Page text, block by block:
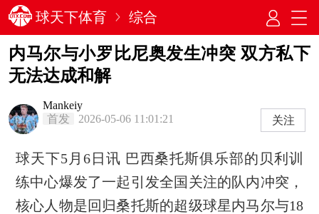
球天下体育 综合
内马尔与小罗比尼奥发生冲突 双方私下
无法达成和解
Mankeiy
首发
2026-05-06 11:01:21 关注
球天下5月6日讯 巴西桑托斯俱乐部的贝利训
练中心爆发了一起引发全国关注的队内冲突，
核心人物是回归桑托斯的超级球星内马尔与18